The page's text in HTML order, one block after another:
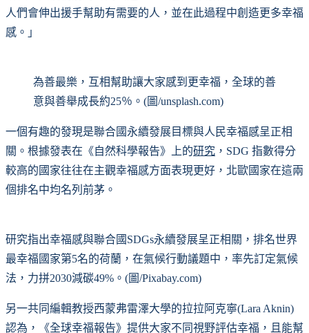
人們會伸出援手幫助有需要的人，並在此過程中創造更多幸福
感。」
為善最樂，互相幫助讓大家感到更幸福，全球的善
意與善舉成長約25％。(圖/unsplash.com)
一個有趣的發現是聯合國永續發展目標與人民幸福感呈正相
關。根據發表在《自然科學報告》上的研究 ，SDG 指數得分
較高的國家往往在主觀幸福感方面表現更好，北歐國家在這兩
個排名中均名列前茅。
研究指出幸福感與聯合國SDGs永續發展呈正相關，排名世界
最幸福國家第5名的荷蘭，在氣候行動議題中，率先訂定氣候
法，力拼2030減碳49%。(圖/Pixabay.com)
另一共同編輯教授西蒙弗雷澤大學的拉拉阿克寧(Lara Aknin)
認為，《全球幸福報告》提供大家不同視野評估幸福，且能幫